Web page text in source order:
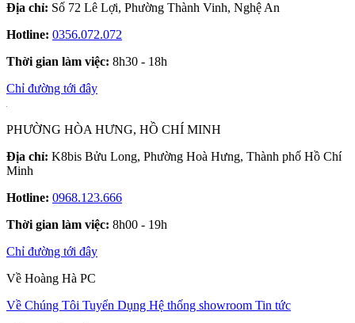
Địa chỉ: Số 72 Lê Lợi, Phường Thành Vinh, Nghệ An
Hotline: 0356.072.072
Thời gian làm việc: 8h30 - 18h
Chỉ đường tới đây
PHƯỜNG HÒA HƯNG, HỒ CHÍ MINH
Địa chỉ: K8bis Bửu Long, Phường Hoà Hưng, Thành phố Hồ Chí
Minh
Hotline: 0968.123.666
Thời gian làm việc: 8h00 - 19h
Chỉ đường tới đây
Về Hoàng Hà PC
Về Chúng Tôi Tuyển Dụng Hệ thống showroom Tin tức